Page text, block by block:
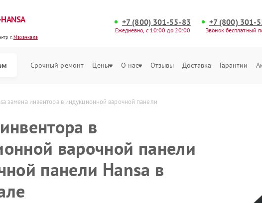
г.Махачкала
+7 (800) 301-55-83
Ежедневно, с 10:00 до 20:00
+7 (800) 301-
Звонок бесплатный
Срочный ремонт Цены О нас Отзывы Доставка Гарантии
замена инвентора в индукционной варочной панели
в
варочной панели
панели Hansa в